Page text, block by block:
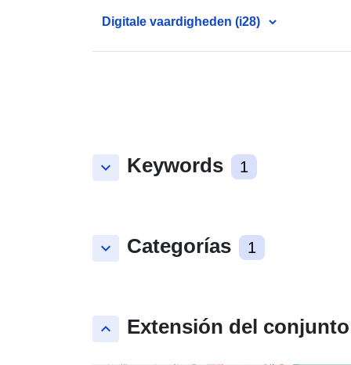
Digitale vaardigheden (i28)
keyboard_arrow_down Keywords 1
keyboard_arrow_down Categorías 1
keyboard_arrow_up Extensión del